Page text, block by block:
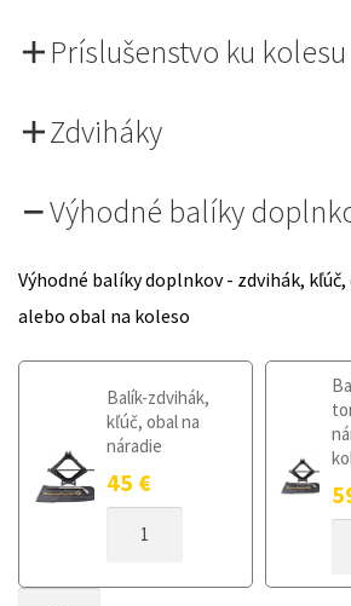
Príslušenstvo ku kolesu
Zdviháky
Výhodné balíky
Výhodné balíky doplnkov - zdvihák,
alebo obal na koleso
Balík-zdvihák,
kľúč, obal na
náradie
45 €
DOJAZDOVÉ
MAZDA